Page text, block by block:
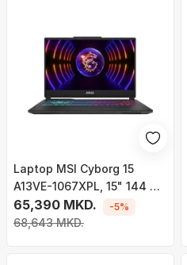
Laptop MSI Cyborg 15
A13VE-1067XPL, 15" 144 Hz,
i7-13620H, 16GB RAM,
512GB SSD, Nvidia RTX
65,390 MKD.
68,643 MKD.
-5%